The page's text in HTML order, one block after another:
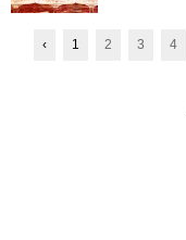
‹ 1 2 3 4